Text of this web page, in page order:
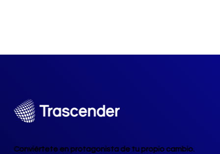
Conviértete en protagonista de tu propio cambio.